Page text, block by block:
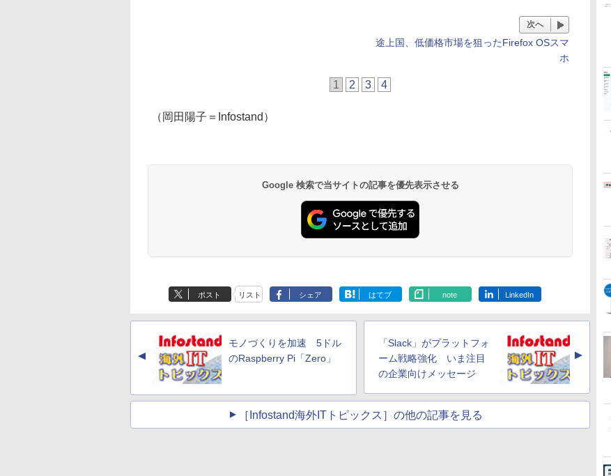
次へ
途上国、低価格市場を狙ったFirefox OSスマ
ホ
1 2 3 4
（岡田陽子＝Infostand）
Google 検索で当サイトの記事を優先表示させる
ポスト リスト シェア はてブ note LinkedIn
▲
モノづくりを加速 5ドル
のRaspberry Pi「Zero」
「Slack」がプラットフォ
ーム戦略強化 いま注目
の企業向けメッセージ
▲
［Infostand海外ITトピックス］の他の記事を見る